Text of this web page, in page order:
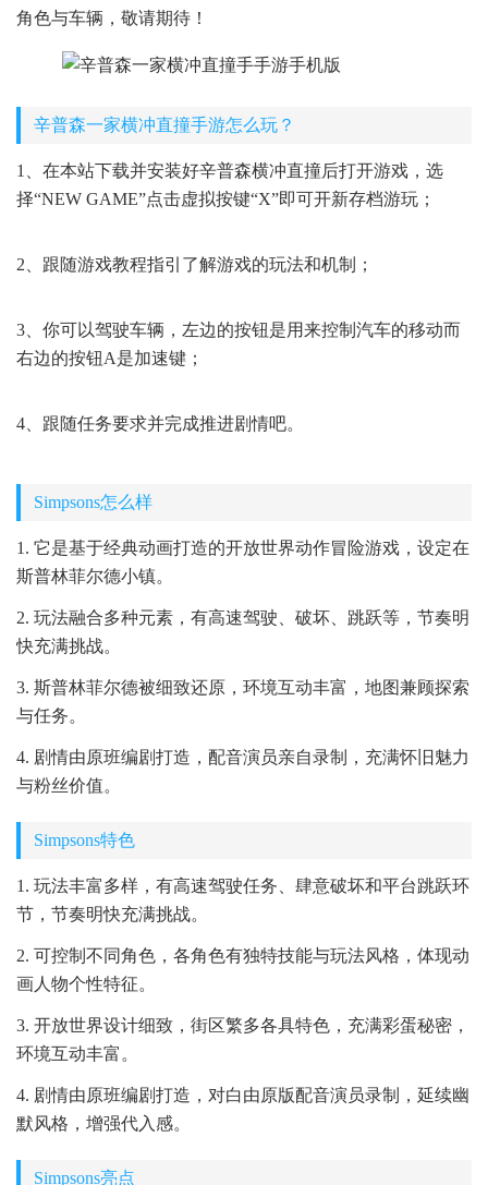
角色与车辆，敬请期待！
辛普森一家横冲直撞手游怎么玩？
1、在本站下载并安装好辛普森横冲直撞后打开游戏，选
择“NEW GAME”点击虚拟按键“X”即可开新存档游玩；
2、跟随游戏教程指引了解游戏的玩法和机制；
3、你可以驾驶车辆，左边的按钮是用来控制汽车的移动而
右边的按钮A是加速键；
4、跟随任务要求并完成推进剧情吧。
Simpsons怎么样
1. 它是基于经典动画打造的开放世界动作冒险游戏，设定在
斯普林菲尔德小镇。
2. 玩法融合多种元素，有高速驾驶、破坏、跳跃等，节奏明
快充满挑战。
3. 斯普林菲尔德被细致还原，环境互动丰富，地图兼顾探索
与任务。
4. 剧情由原班编剧打造，配音演员亲自录制，充满怀旧魅力
与粉丝价值。
Simpsons特色
1. 玩法丰富多样，有高速驾驶任务、肆意破坏和平台跳跃环
节，节奏明快充满挑战。
2. 可控制不同角色，各角色有独特技能与玩法风格，体现动
画人物个性特征。
3. 开放世界设计细致，街区繁多各具特色，充满彩蛋秘密，
环境互动丰富。
4. 剧情由原班编剧打造，对白由原版配音演员录制，延续幽
默风格，增强代入感。
Simpsons亮点